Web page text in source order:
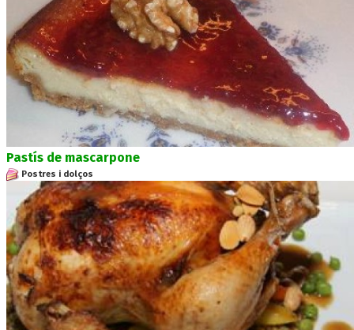
Pastís de mascarpone
Postres i dolços